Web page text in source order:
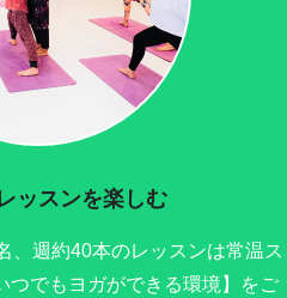
ッスンを楽しむ
、週約40本のレッスンは常温ス
つでもヨガができる環境】をご